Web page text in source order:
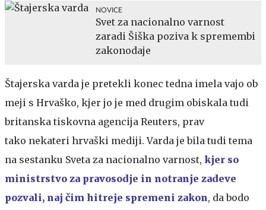
NOVICE
Svet za nacionalno varnost
zaradi Šiška poziva k spremembi
zakonodaje
Štajerska varda je pretekli konec tedna imela vajo ob
meji s Hrvaško, kjer jo je med drugim obiskala tudi
britanska tiskovna agencija Reuters, prav
tako nekateri hrvaški mediji. Varda je bila tudi tema
na sestanku Sveta za nacionalno varnost, kjer so
ministrstvo za pravosodje in notranje zadeve
pozvali, naj čim hitreje spremeni zakon, da bodo